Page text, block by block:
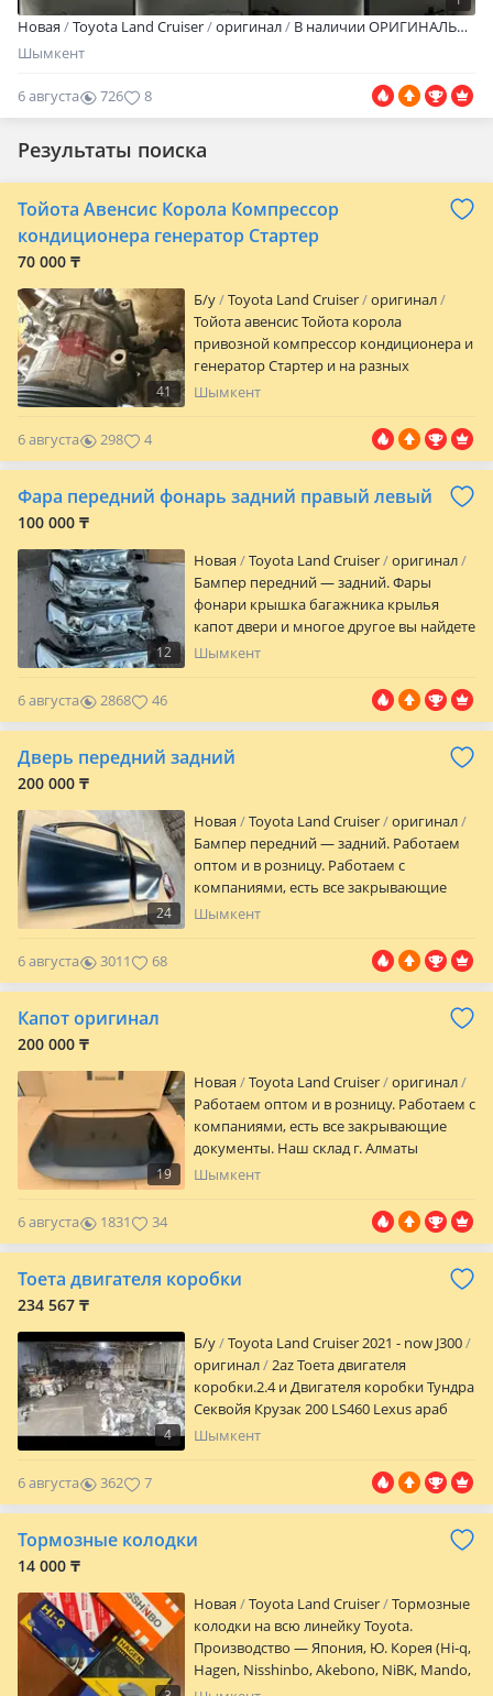
Новая Toyota Land Cruiser оригинал
В наличии ОРИГИНАЛЬНЫЕ передние фары и задние фонари для автомобилей Toyota и Lexus. Все позиции — заводское исполнение, без реплик и сомнительных аналогов. Готовы к установке без доработок. Состояние: новые, оригинал Наличие: всё в наличии на складе Тип детали: передние фары/задние фонари Посадка: 100% штатная, без переделок Комплектация: LED/ксенон (в зависимости от модели) Совместимость: дорестайлинг и рестайлинг Преимущества оригинала: — идеальная заводская геометрия — полная совместимость с электроникой автомобиля — яркий и правильный световой поток — долговечность и надежная герметичность — без ошибок по панели приборов Все фары на фото — В НАЛИЧИИ Также в наличии и под заказ: Бамперы Капоты Крылья Двери Решётки радиатора Любые кузовные и технические элементы Подбор по VIN Только оригинальные запчасти Отправка по регионам Принимаем на заказ ЛЮБУЮ автозапчасть — найдём даже редкие позиции Китайские марки: CHANGAN EXEED CHERY JETOUR HAVAL LIXIANG (Li Auto) ZEEKR Корея/Европа/Япония: HYUNDAI KIA TOYOTA LEXUS MERCEDES-BENZ BMW
Шымкент
6 августа 726 8
Результаты поиска
Тойота Авенсис Корола Компрессор
кондиционера генератор Стартер
70 000 ₸
41
Б/y Toyota Land Cruiser
оригинал
Тойота авенсис Тойота корола
привозной компрессор кондиционера и
генератор Стартер и на разных
автомобилей Тойота Лексус город
Шымкент
6 августа 298 4
Фара передний фонарь задний правый левый
100 000 ₸
12
Новая Toyota Land Cruiser
оригинал
Бампер передний — задний. Фары
фонари крышка багажника крылья
капот двери и многое другое вы найдете
у нас. Работаем оптом и в розницу.
закрывающие документы. Наш склад г.
Алматы Баянаул 36а Наджимидин Также
есть все по кузову в оригинале на весь
модельный ряд Тойота Лексус.
городу.
Шымкент
6 августа 2868 46
Дверь передний задний
200 000 ₸
24
Новая Toyota Land Cruiser
оригинал
Бампер передний — задний. Работаем
оптом и в розницу. Работаем с
компаниями, есть все закрывающие
документы. Наш склад г. Алматы
по кузову в оригинале на весь
модельный ряд Тойота Лексус.
Переделки кузова на рестайлинг.
Шымкент
6 августа 3011 68
Капот оригинал
200 000 ₸
19
Новая Toyota Land Cruiser
оригинал
Работаем оптом и в розницу. Работаем с
компаниями, есть все закрывающие
документы. Наш склад г. Алматы
Баянаул 36а Наджимидин Также есть все
модельный ряд Тойота Лексус.
Переделки кузова на рестайлинг.
Отправки в регионы РК Доставка по
городу.
Шымкент
6 августа 1831 34
Тоета двигателя коробки
234 567 ₸
4
Б/y
Toyota Land Cruiser 2021 - now J300
оригинал
2az Тоета двигателя
коробки.2.4 и Двигателя коробки Тундра
Секвойя Крузак 200 LS460 Lexus араб
GX460 Lexus GS460 Lexus араб 1UR 1GR и
оригинал. Привозные контрактные с
гарантией. Работаем с физическими и
юридическими лицами. Гарантия есть.
Сапасы жақсы! Двигателя новые Жаңа
Оптовикам скидки! Все основные
запчасти на моторе установлены
оригинальные корейских
производителей. Двигатель запускался
Шымкент
6 августа 362 7
Тормозные колодки
14 000 ₸
Новая Toyota Land Cruiser
Тормозные
колодки на всю линейку Toyota.
Производство — Япония, Ю. Корея (Hi-q,
Hagen, Nisshinbo, Akebono, NiBK, Mando,
Kortex и др). Имеется установка. Очень